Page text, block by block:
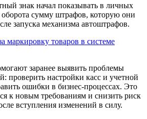
знак начал показывать в личных
оборота сумму штрафов, которую они
запуска механизма автоштрафов.
заранее выявить проблемы
проверить настройки касс и учетной
ошибки в бизнес-процессах. Это
к новым требованиям и снизить риск
вступления изменений в силу.